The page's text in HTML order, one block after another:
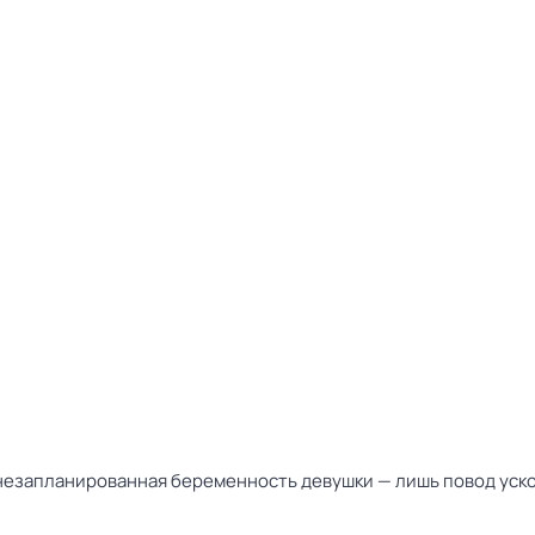
беременность девушки — лишь повод